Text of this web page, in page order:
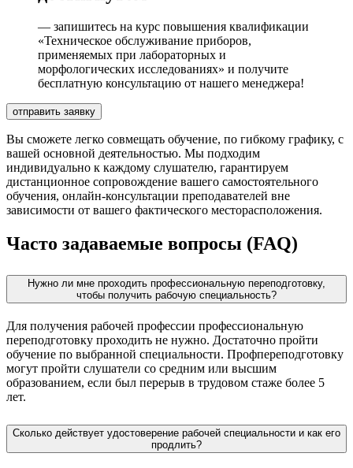
— запишитесь на курс повышения квалификации
«Техническое обслуживание приборов,
применяемых при лабораторных и
морфологических исследованиях» и получите
бесплатную консультацию от нашего менеджера!
отправить заявку
Вы сможете легко совмещать обучение, по гибкому графику, с
вашей основной деятельностью. Мы подходим
индивидуально к каждому слушателю, гарантируем
дистанционное сопровождение вашего самостоятельного
обучения, онлайн-консультации преподавателей вне
зависимости от вашего фактического месторасположения.
Часто задаваемые вопросы (FAQ)
Нужно ли мне проходить профессиональную переподготовку,
чтобы получить рабочую специальность?
Для получения рабочей профессии профессиональную
переподготовку проходить не нужно. Достаточно пройти
обучение по выбранной специальности. Профпереподготовку
могут пройти слушатели со средним или высшим
образованием, если был перерыв в трудовом стаже более 5
лет.
Сколько действует удостоверение рабочей специальности и как его
продлить?